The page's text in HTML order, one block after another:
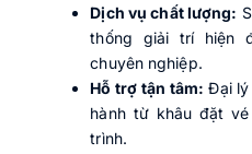
Dịch vụ chất lượng:
thống giải trí hiện
chuyên nghiệp.
Hỗ trợ tận tâm: Đại lý
hành từ khâu đặt
trình.